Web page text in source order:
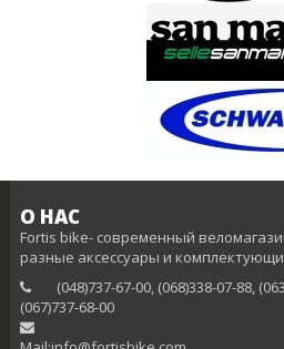
О НАС
Fortis bike- современный
разные аксессуары и
(048)737-67-00, (068)338-07-88,
(‎067)737-68-00